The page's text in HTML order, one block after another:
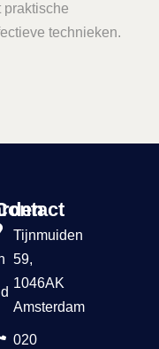
praktische
technieken.
Tijnmuiden
59,
1046AK
Amsterdam
020